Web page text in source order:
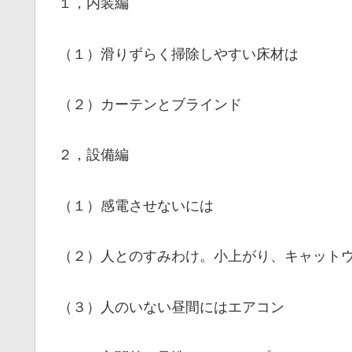
（１）滑りずらく掃除しやすい床材は
（２）カーテンとブラインド
２，設備編
（１）感電させないには
（２）人とのすみわけ。小上がり、キャット
（３）人のいない昼間にはエアコン